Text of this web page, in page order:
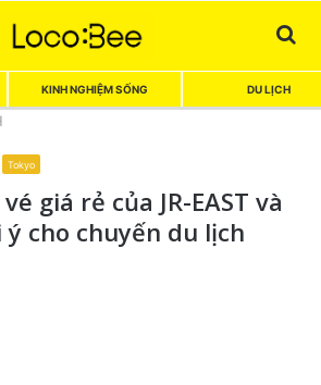
KINH NGHIỆM SỐNG DU LỊCH
Tokyo
giá rẻ của JR-EAST và
cho chuyến du lịch